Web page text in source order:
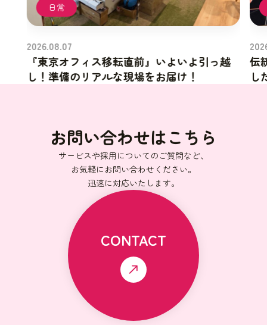
日常
2026.08.07
『東京オフィス移転直前』いよいよ引っ越
し！準備のリアルな現場をお届け！
伝
し
お問い合わせはこちら
サービスや採用についてのご質問など、
お気軽にお問い合わせください。
迅速に対応いたします。
CONTACT